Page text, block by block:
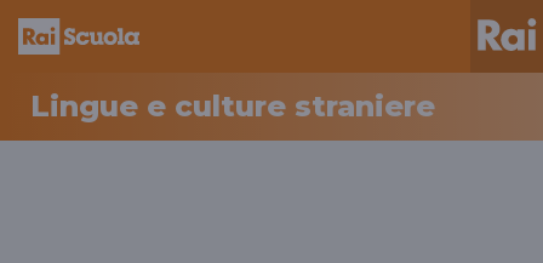
Lingue e culture straniere